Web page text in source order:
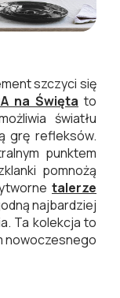
szczyci się
na Święta to
światłu
grę refleksów.
punktem
pomnożą
talerze
najbardziej
Ta kolekcja to
nowoczesnego